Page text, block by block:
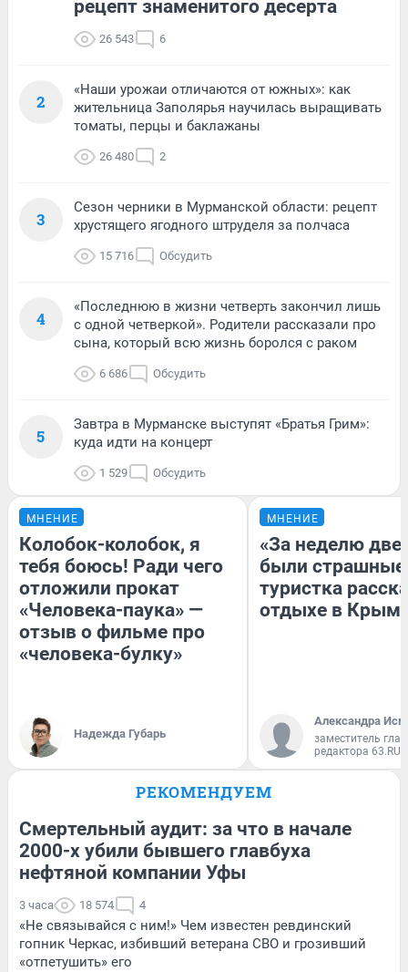
рецепт знаменитого десерта
26 543 6
2
«Наши урожаи отличаются от южных»: как
жительница Заполярья научилась выращивать
томаты, перцы и баклажаны
26 480 2
3
Сезон черники в Мурманской области: рецепт
хрустящего ягодного штруделя за полчаса
15 716 Обсудить
4
«Последнюю в жизни четверть закончил лишь
с одной четверкой». Родители рассказали про
сына, который всю жизнь боролся с раком
6 686 Обсудить
5
Завтра в Мурманске выступят «Братья Грим»:
куда идти на концерт
1 529 Обсудить
МНЕНИЕ
Колобок-колобок, я
тебя боюсь! Ради чего
отложили прокат
«Человека-паука» —
отзыв о фильме про
«человека-булку»
Надежда Губарь
МНЕНИЕ
«За неделю две
были
туристка
отдыхе в
Александра
заместитель
редактора 63.RU
РЕКОМЕНДУЕМ
Смертельный аудит: за что в начале
2000-х убили бывшего главбуха
нефтяной компании Уфы
3 часа 18 574 4
«Не связывайся с ним!» Чем известен ревдинский
гопник Черкас, избивший ветерана СВО и грозивший
«отпетушить» его